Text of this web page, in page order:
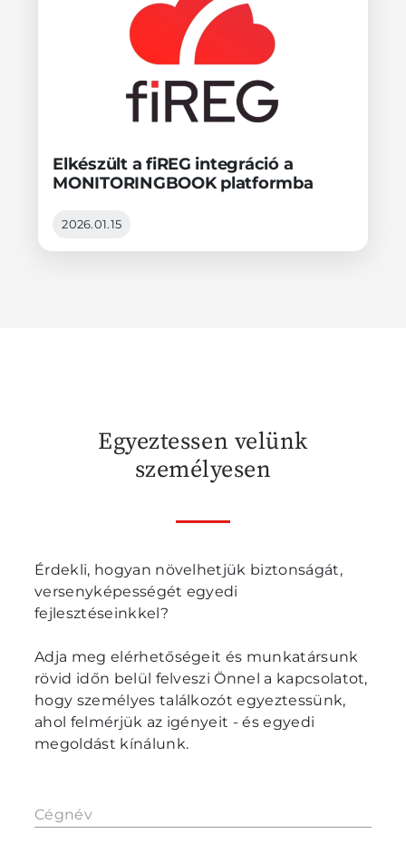
Elkészült a fiREG integráció a
MONITORINGBOOK platformba
2026.01.15
Egyeztessen velünk
személyesen
Érdekli, hogyan növelhetjük biztonságát,
versenyképességét egyedi
fejlesztéseinkkel?
Adja meg elérhetőségeit és munkatársunk
rövid időn belül felveszi Önnel a kapcsolatot,
hogy személyes találkozót egyeztessünk,
ahol felmérjük az igényeit - és egyedi
megoldást kínálunk.
Cégnév